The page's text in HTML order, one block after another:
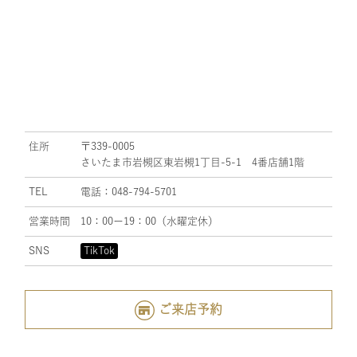
住所
〒339-0005
さいたま市岩槻区東岩槻1丁目-5-1 4番店舗1階
TEL 電話：048-794-5701
営業時間 10：00ー19：00（水曜定休）
SNS TikTok
ご来店予約